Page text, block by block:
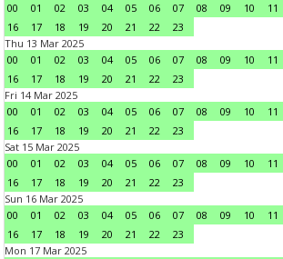
00
01 02 03 04 05 06 07 08 09 10 11
16
17 18 19 20 21 22
23
Thu 13 Mar 2025
00
01 02 03 04 05 06 07 08 09 10 11
16
17 18 19 20 21 22
23
Fri 14 Mar 2025
00
01 02 03 04 05 06 07 08 09 10 11
16
17 18 19 20 21 22
23
Sat 15 Mar 2025
00
01 02 03 04 05 06 07 08 09 10 11
16
17 18 19 20 21 22
23
Sun 16 Mar 2025
00
01 02 03 04 05 06 07 08 09 10 11
16
17 18 19 20 21 22
23
Mon 17 Mar 2025